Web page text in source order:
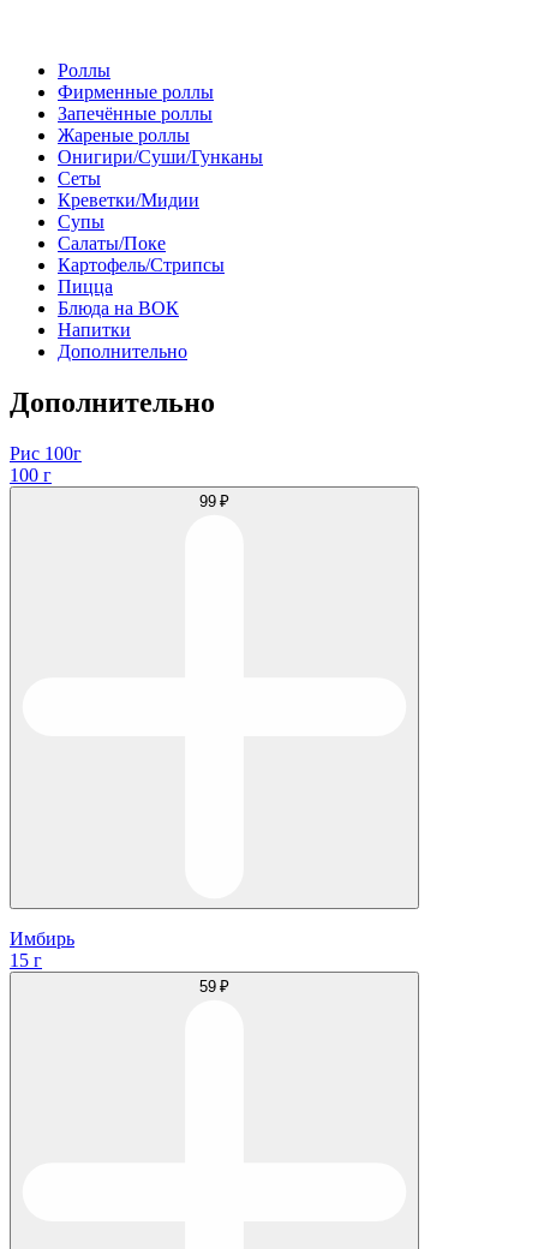
Роллы
Фирменные роллы
Запечённые роллы
Жареные роллы
Онигири/Суши/Гунканы
Сеты
Креветки/Мидии
Супы
Салаты/Поке
Картофель/Стрипсы
Пицца
Блюда на ВОК
Напитки
Дополнительно
Дополнительно
Рис 100г
100 г
99 ₽
Имбирь
15 г
59 ₽